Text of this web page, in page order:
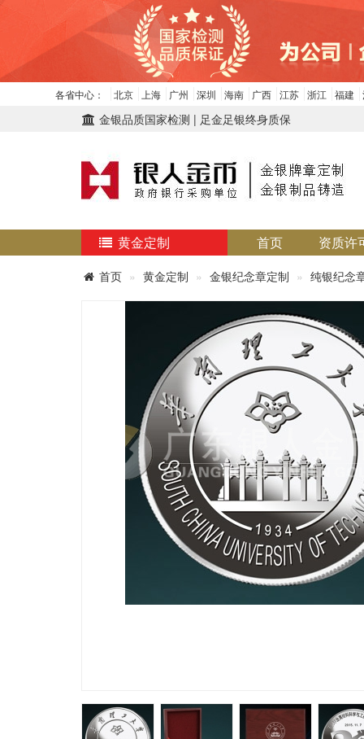
各省中心： 北京 上海 广州 深圳 海南 广西 江苏 浙江 福建
金银品质国家检测 | 足金足银终身质保
黄金定制 首页 资质许
首页 黄金定制 金银纪念章定制 纯银纪念